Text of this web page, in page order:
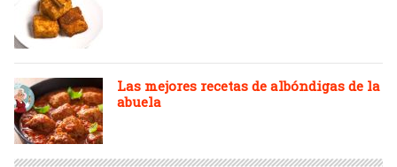
Las mejores recetas de albóndigas de la
abuela